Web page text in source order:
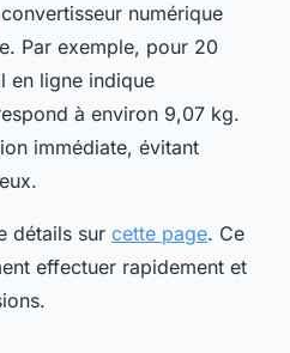
numérique
Par exemple, pour 20
en ligne indique
à environ 9,07 kg.
immédiate, évitant
détails sur cette page. Ce
effectuer rapidement et